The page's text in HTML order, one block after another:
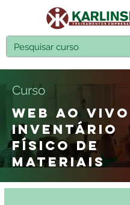
Curso
WEB AO
INVENTÁRIO
FÍSICO DE
MATERIAIS